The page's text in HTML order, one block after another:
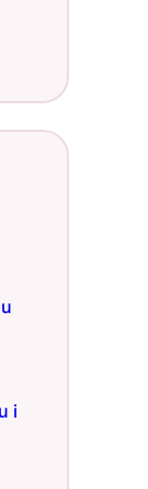
i